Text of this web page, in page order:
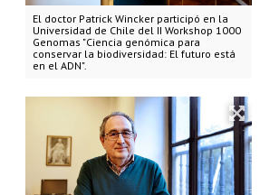
El doctor Patrick Wincker participó en la
Universidad de Chile del II Workshop 1000
Genomas "Ciencia genómica para
conservar la biodiversidad: El futuro está
en el ADN".